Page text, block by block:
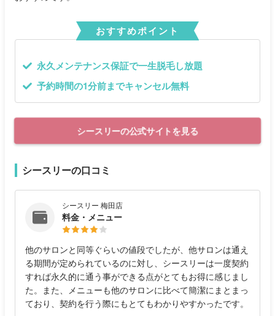
おすすめポイント
永久メンテナンス保証で一生脱毛し放題
予約時間の1分前までキャンセル無料
シースリーの公式サイトを見る
シースリーの口コミ
シースリー 梅田店
料金・メニュー
他のサロンと同等ぐらいの値段でしたが、他サロンは通え
る期間が定められているのに対し、シースリーは一度契約
すれば永久的に通う事ができる点がとてもお得に感じまし
た。また、メニューも他のサロンに比べて簡潔にまとまっ
ており、契約を行う際にもとてもわかりやすかったです。